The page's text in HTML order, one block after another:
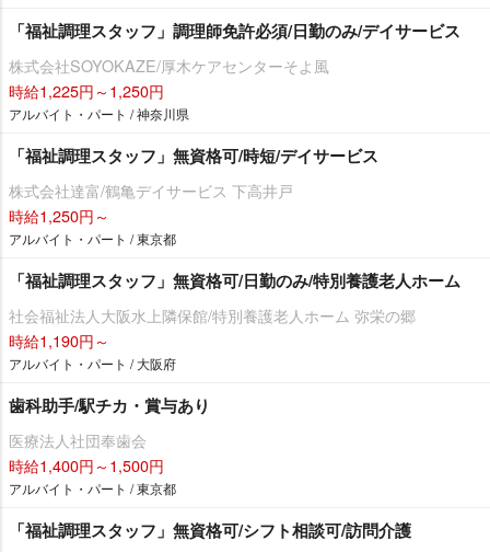
「福祉調理スタッフ」調理師免許必須/日勤のみ/デイサービス
株式会社SOYOKAZE/厚木ケアセンターそよ風
時給1,225円～1,250円
アルバイト・パート / 神奈川県
「福祉調理スタッフ」無資格可/時短/デイサービス
株式会社達富/鶴亀デイサービス 下高井戸
時給1,250円～
アルバイト・パート / 東京都
「福祉調理スタッフ」無資格可/日勤のみ/特別養護老人ホーム
社会福祉法人大阪水上隣保館/特別養護老人ホーム 弥栄の郷
時給1,190円～
アルバイト・パート / 大阪府
歯科助手/駅チカ・賞与あり
医療法人社団奉歯会
時給1,400円～1,500円
アルバイト・パート / 東京都
「福祉調理スタッフ」無資格可/シフト相談可/訪問介護